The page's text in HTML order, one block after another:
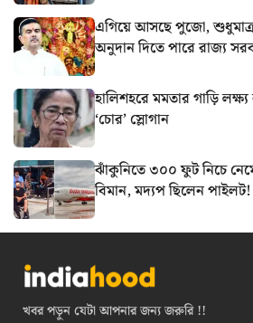
এগিয়ে আসছে পুজো,
অনুদান দিতে পারে রাজ্য
হালিশহরে মমতার গাড়ি
‘চোর’ স্লোগান
ঝাঁকুনিতে ৩০০ ফুট নিচে
বিমান, মদ্যপ ছিলেন পাইলট!
খবর পড়ুন যেটা আপনার জন্য জরুরি !!